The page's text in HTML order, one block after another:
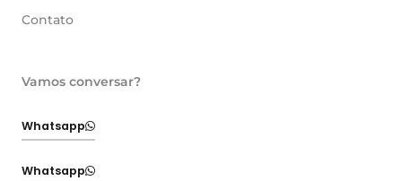
Contato
Vamos conversar?
Whatsapp
Whatsapp